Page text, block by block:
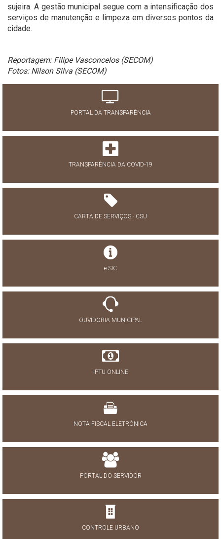
sujeira. A gestão municipal segue com a intensificação dos
serviços de manutenção e limpeza em diversos pontos da
cidade.
Reportagem: Filipe Vasconcelos (SECOM)
Fotos: Nilson Silva (SECOM)
PORTAL DA TRANSPARÊNCIA
TRANSPARÊNCIA DA COVID-19
CARTA DE SERVIÇOS - CSU
e-SIC
OUVIDORIA MUNICIPAL
IPTU ONLINE
NOTA FISCAL ELETRÔNICA
PORTAL DO SERVIDOR
CONTROLE URBANO